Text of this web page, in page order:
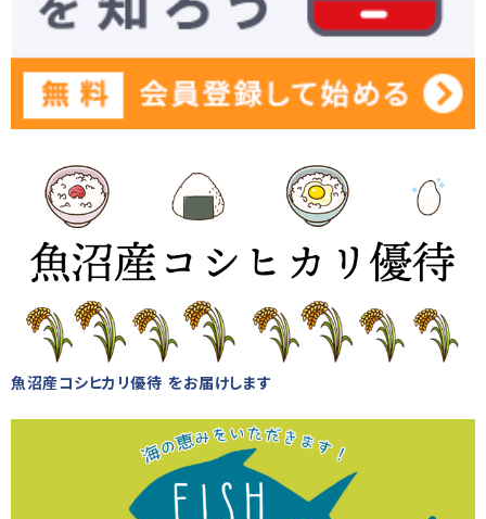
魚沼産コシヒカリ優待 をお届けします